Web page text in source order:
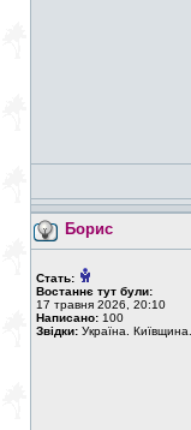
Борис
Стать:
Востаннє тут були:
17 травня 2026, 20:10
Написано: 100
Звідки: Україна. Київщина.